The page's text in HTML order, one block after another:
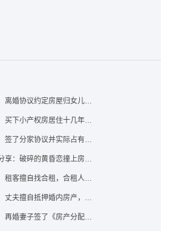
福州律师蔡思斌评析：离婚协议约定房屋归女儿所有，父亲去世后继母能否拒绝过户？
福州律师蔡思斌评析：买下小产权房居住十几年，卖家去世后其女儿竟起诉要求继承？
福州律师蔡思斌评析：签了分家协议并实际占有，房产就一定是囊中之物了吗？法院：只要未过户，共有权人反悔了就可撤销赠与！
福州房产律师蔡思斌分享：破碎的黄昏恋撞上房产证，给出的房子能要回吗？ 法院：参照适用《婚姻家庭编解释（二）》规定，支持恋爱中无重大过错给予方返还房屋的诉请
福州律师蔡思斌评析：租客擅自找合租，合租人在屋里自杀，房东能找租客索赔吗？
福州律师蔡思斌解答：丈夫擅自抵押婚内房产，配偶该如何维权？
福州律师蔡思斌评析：再婚妻子签了《房产分配协议》却拿不到房？福州中院：无所有权基础实为赠与，过户前可撤销！